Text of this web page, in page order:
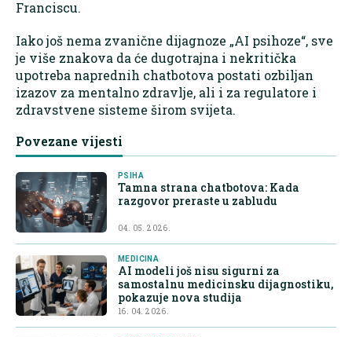
Franciscu.
Iako još nema zvanične dijagnoze „AI psihoze“, sve
je više znakova da će dugotrajna i nekritička
upotreba naprednih chatbotova postati ozbiljan
izazov za mentalno zdravlje, ali i za regulatore i
zdravstvene sisteme širom svijeta.
Povezane vijesti
PSIHA
Tamna strana chatbotova: Kada
razgovor preraste u zabludu
04. 05. 2026.
MEDICINA
AI modeli još nisu sigurni za
samostalnu medicinsku dijagnostiku,
pokazuje nova studija
16. 04. 2026.